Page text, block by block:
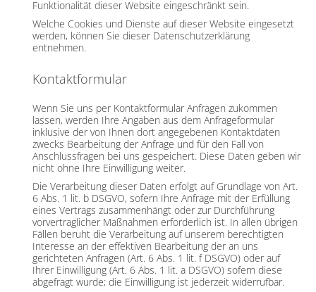
Funktionalität dieser Website eingeschränkt sein.
Welche Cookies und Dienste auf dieser Website eingesetzt
werden, können Sie dieser Datenschutzerklärung
entnehmen.
Kontaktformular
Wenn Sie uns per Kontaktformular Anfragen zukommen
lassen, werden Ihre Angaben aus dem Anfrageformular
inklusive der von Ihnen dort angegebenen Kontaktdaten
zwecks Bearbeitung der Anfrage und für den Fall von
Anschlussfragen bei uns gespeichert. Diese Daten geben wir
nicht ohne Ihre Einwilligung weiter.
Die Verarbeitung dieser Daten erfolgt auf Grundlage von Art.
6 Abs. 1 lit. b DSGVO, sofern Ihre Anfrage mit der Erfüllung
eines Vertrags zusammenhängt oder zur Durchführung
vorvertraglicher Maßnahmen erforderlich ist. In allen übrigen
Fällen beruht die Verarbeitung auf unserem berechtigten
Interesse an der effektiven Bearbeitung der an uns
gerichteten Anfragen (Art. 6 Abs. 1 lit. f DSGVO) oder auf
Ihrer Einwilligung (Art. 6 Abs. 1 lit. a DSGVO) sofern diese
abgefragt wurde; die Einwilligung ist jederzeit widerrufbar.